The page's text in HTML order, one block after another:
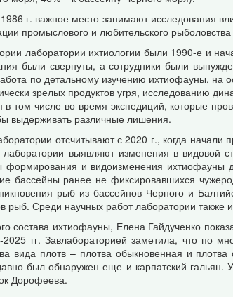
г. важное место занимают исследования
промыслового и любительского
лаборатории ихтиологии были 1990-е и
были свернуты, а сотрудники были
по детальному изучению ихтиофауны,
зрелых продуктов угря, исследованию
том числе во время экспедиций, которые
выдерживать различные лишения.
отсчитывают с 2020 г., когда
выявляют изменения в видовой
формирования и видоизменения
бассейны ранее не фиксировавшихся
рыб из бассейнов Черного и
рыб. Среди научных работ лаборатории
состава ихтиофауны, Елена Гайдученко
гг. Завлабораторией заметила, что по
вида плотв – плотва обыкновенная и
был обнаружен еще и карпатский
Дорофеева.